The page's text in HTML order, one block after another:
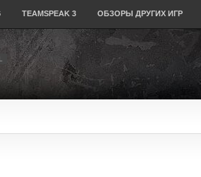
TEAMSPEAK 3 ОБЗОРЫ ДРУГИХ ИГР